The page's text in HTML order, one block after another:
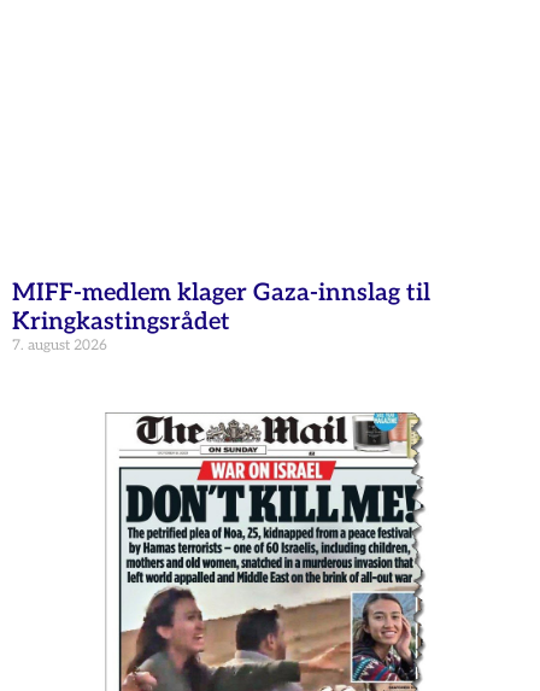
MIFF-medlem klager Gaza-innslag til
Kringkastingsrådet
7. august 2026